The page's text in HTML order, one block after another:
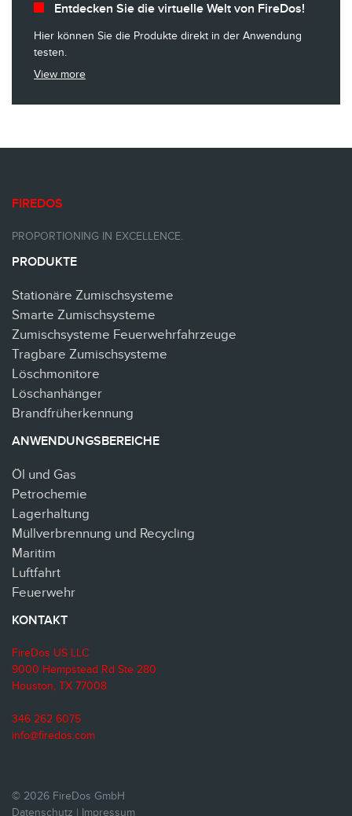
Entdecken Sie die virtuelle Welt von FireDos!
Hier können Sie die Produkte direkt in der Anwendung
testen.
View more
FIREDOS
PROPORTIONING IN EXCELLENCE.
PRODUKTE
Stationäre Zumischsysteme
Smarte Zumischsysteme
Zumischsysteme Feuerwehrfahrzeuge
Tragbare Zumischsysteme
Löschmonitore
Löschanhänger
Brandfrüherkennung
ANWENDUNGSBEREICHE
Öl und Gas
Petrochemie
Lagerhaltung
Müllverbrennung und Recycling
Maritim
Luftfahrt
Feuerwehr
KONTAKT
FireDos US LLC
9000 Hempstead Rd Ste 280
Houston, TX 77008
346 262 6075
info@firedos.com
© 2026 FireDos GmbH
Datenschutz | Impressum